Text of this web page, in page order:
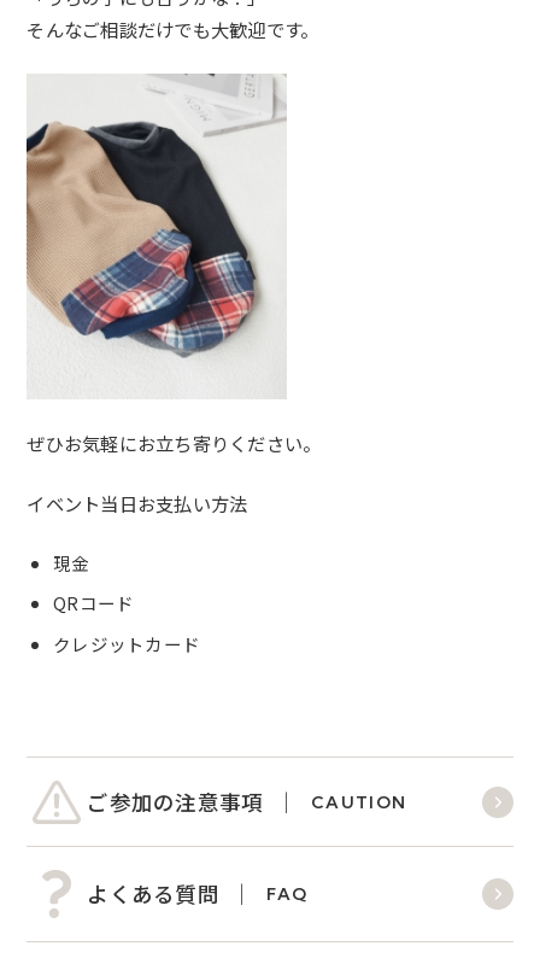
そんなご相談だけでも大歓迎です。
ぜひお気軽にお立ち寄りください。
イベント当日お支払い方法
現金
QRコード
クレジットカード
ご参加の注意事項 CAUTION
よくある質問 FAQ